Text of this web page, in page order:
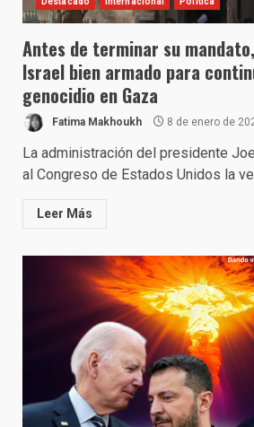
Antes de terminar su
Israel bien armado para
genocidio en Gaza
Fatima Makhoukh 8 de enero de
La administración del presidente
al Congreso de Estados Unidos la
Leer Más